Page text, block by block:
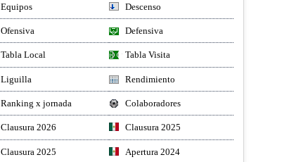
Equipos Descenso
Ofensiva Defensiva
Tabla Local Tabla Visita
Liguilla Rendimiento
Ranking x jornada Colaboradores
Clausura 2026 Clausura 2025
Clausura 2025 Apertura 2024